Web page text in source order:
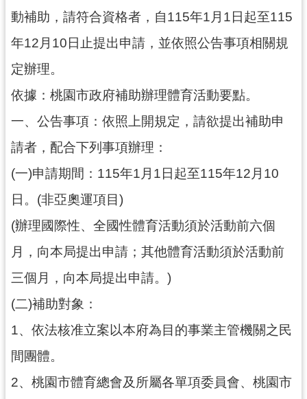
育
局
機
關
通
訊
錄
場
介
紹
體
活
動
業
資
訊
便
動補助，請符合資格者，自115年1月1日起至115
年12月10日止提出申請，並依照公告事項相關規
定辦理。
依據：桃園市政府補助辦理體育活動要點。
一、公告事項：依照上開規定，請欲提出補助申
請者，配合下列事項辦理：
(一)申請期間：115年1月1日起至115年12月10
日。(非亞奧運項目)
(辦理國際性、全國性體育活動須於活動前六個
月，向本局提出申請；其他體育活動須於活動前
三個月，向本局提出申請。)
(二)補助對象：
1、依法核准立案以本府為目的事業主管機關之民
間團體。
2、桃園市體育總會及所屬各單項委員會、桃園市